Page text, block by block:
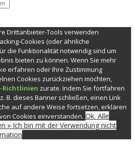
Drittanbieter-Tools verwenden
Cookies (oder ähnliche
die Funktionalität notwendig sind um
bieten zu können. Wenn Sie mehr
erfahren oder Ihre Zustimmung
Cookies zurückziehen möchten,
Richtlinien zurate. Indem Sie fortfahren
B. dieses Banner schließen, einen Link
auf andere Weise fortsetzen, erklären
Cookies einverstanden. Ok. Alle
» Ich bin mit der Verwendung nicht